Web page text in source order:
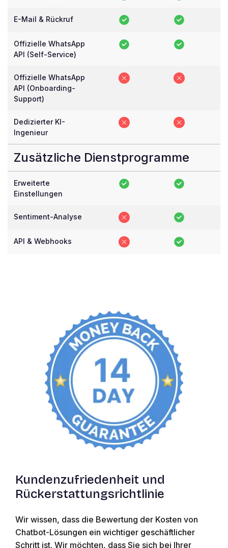
E-Mail & Rückruf
Offizielle WhatsApp
API (Self-Service)
Offizielle WhatsApp
API (Onboarding-
Support)
Dedizierter KI-
Ingenieur
Zusätzliche Dienstprogramme
Erweiterte
Einstellungen
Sentiment-Analyse
API & Webhooks
Kundenzufriedenheit und
Rückerstattungsrichtlinie
Wir wissen, dass die Bewertung der Kosten von
Chatbot-Lösungen ein wichtiger geschäftlicher
Schritt ist. Wir möchten, dass Sie sich bei Ihrer